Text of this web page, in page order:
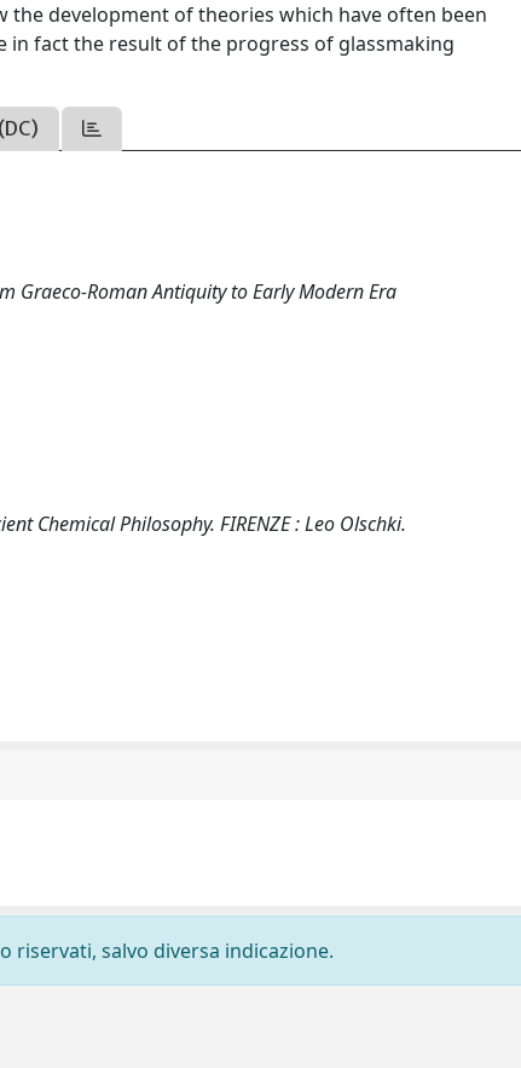
the development of theories which have often been
in fact the result of the progress of glassmaking
Graeco-Roman Antiquity to Early Modern Era
Chemical Philosophy. FIRENZE : Leo Olschki.
salvo diversa indicazione.